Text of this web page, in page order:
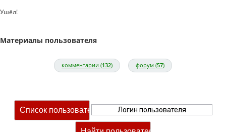
Ушёл!
Материалы пользователя
комментарии (132) форум (57)